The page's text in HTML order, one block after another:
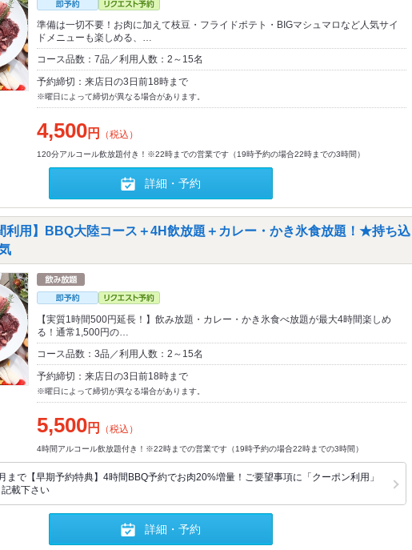
準備は一切不要！お肉に加えて枝豆・フライドポテト・BIGマシュマロなど人気サイ
ドメニューも楽しめる、…
コース品数：7品／利用人数：2～15名
予約締切：来店日の3日前18時まで
※曜日によって締切が異なる場合があります。
4,500円 （税込）
120分アルコール飲放題付き！※22時までの営業です（19時予約の場合22時までの3時間）
詳細・予約
利用】BBQ大陸コース＋4H飲放題＋カレー・かき氷食放題！★持ち込
【実質1時間500円延長！】飲み放題・カレー・かき氷食べ放題が最大4時間楽しめ
る！通常1,500円の…
コース品数：3品／利用人数：2～15名
予約締切：来店日の3日前18時まで
※曜日によって締切が異なる場合があります。
5,500円 （税込）
4時間アルコール飲放題付き！※22時までの営業です（19時予約の場合22時までの3時間）
まで【早期予約特典】4時間BBQ予約でお肉20%増量！ご要望事項に「クーポン利用」
記載下さい
詳細・予約